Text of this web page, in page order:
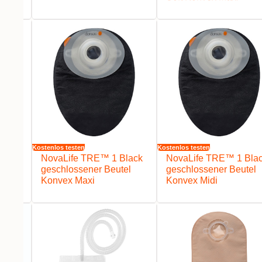
Kostenlos testen
NovaLife TRE™ 1 Black
geschlossener Beutel
Konvex Maxi
Kostenlos testen
NovaLife TRE™ 1
geschlossener Beutel
Konvex Midi